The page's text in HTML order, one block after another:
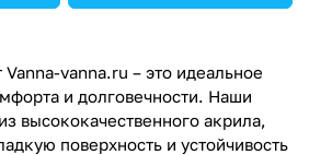
vanna.ru – это идеальное
и долговечности. Наши
высококачественного акрила,
поверхность и устойчивость